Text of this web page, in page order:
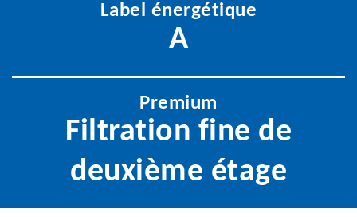
Label énergétique
A
Premium
Filtration fine de
deuxième étage